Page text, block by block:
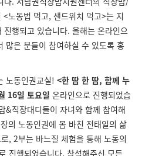
노동법 먹고, 샌드위치 먹고>는 지
행되고 있습니다. 올해는 온라인으
많은 분들이 참여하실 수 있도록 홍
노동인권교실! <한 땀 한 땀, 함께 누
16일 토요일 온라인으로 진행되었습
&직장대디들이 자녀와 함께 참여해
의 노동인권에 몸 바친 전태일의 삶
, 2부는 바느질 체험을 통해 노동의
진행되었습니다. 참석해주신 모든